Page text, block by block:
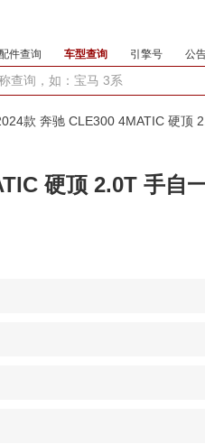
件查询 车型查询 引擎号 公
款 奔驰 CLE300 4MATIC 硬顶
硬顶 2.0T 手自